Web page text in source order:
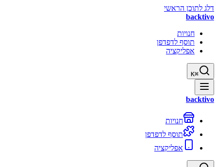
דלג לתוכן הראשי
backtivo
חנויות
תוסף לדפדפן
אפליקציה
⌘
K
backtivo
חנויות
תוסף לדפדפן
אפליקציה